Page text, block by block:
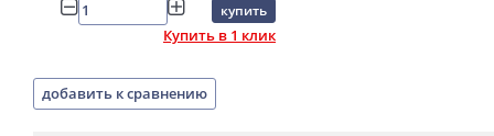
купить
Купить в 1 клик
добавить к сравнению